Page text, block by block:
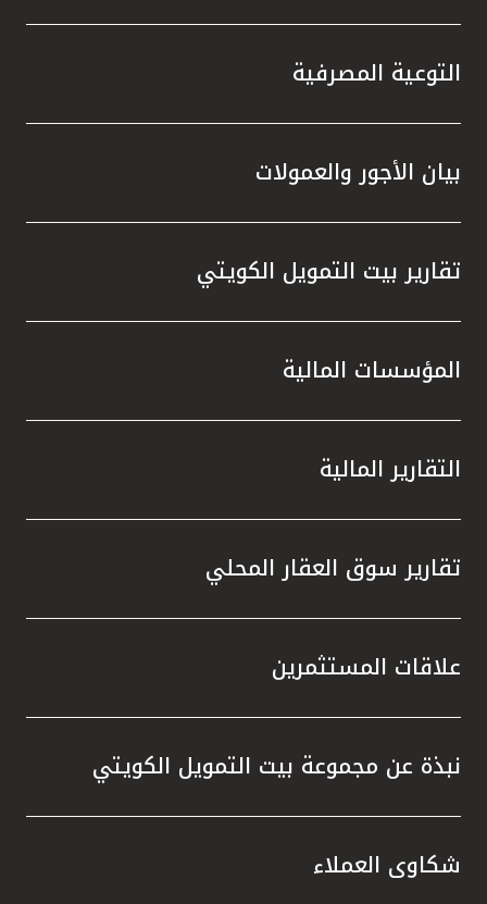
التوعية المصرفية
بيان الأجور والعمولات
تقارير بيت التمويل الكويتي
المؤسسات المالية
التقارير المالية
تقارير سوق العقار المحلي
علاقات المستثمرين
نبذة عن مجموعة بيت التمويل الكويتي
شكاوى العملاء